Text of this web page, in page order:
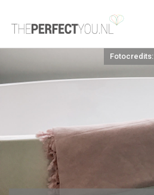
DROOM HOME
Fotocredits: